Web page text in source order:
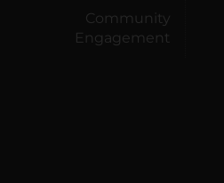
Community
Engagement